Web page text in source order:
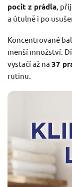
pocit z prádla,
a útulně i po
Koncentrované
menší množství.
vystačí až na 37
rutinu.